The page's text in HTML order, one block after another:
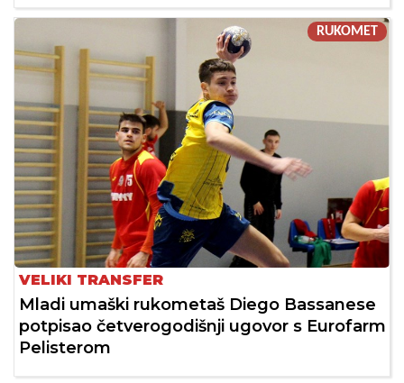
RUKOMET
VELIKI TRANSFER
Mladi umaški rukometaš Diego Bassanese
potpisao četverogodišnji ugovor s Eurofarm
Pelisterom